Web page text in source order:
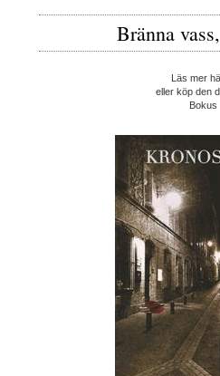
Bränna
Läs mer
eller köp den
Bokus